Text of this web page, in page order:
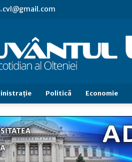
Politică Economie